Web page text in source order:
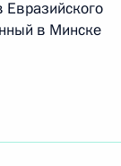
Евразийского
в Минске